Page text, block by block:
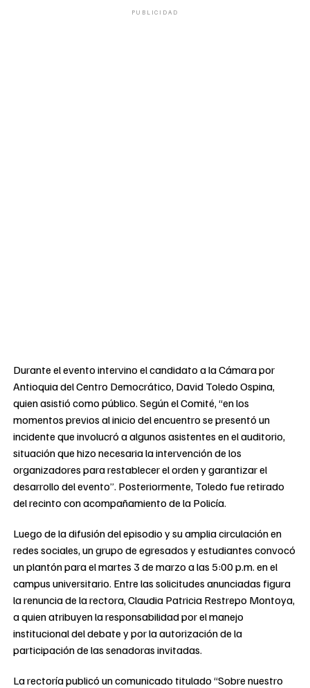
PUBLICIDAD
Durante el evento intervino el candidato a la Cámara por
Antioquia del Centro Democrático, David Toledo Ospina,
quien asistió como público. Según el Comité, “en los
momentos previos al inicio del encuentro se presentó un
incidente que involucró a algunos asistentes en el auditorio,
situación que hizo necesaria la intervención de los
organizadores para restablecer el orden y garantizar el
desarrollo del evento”. Posteriormente, Toledo fue retirado
del recinto con acompañamiento de la Policía.
Luego de la difusión del episodio y su amplia circulación en
redes sociales, un grupo de egresados y estudiantes convocó
un plantón para el martes 3 de marzo a las 5:00 p.m. en el
campus universitario. Entre las solicitudes anunciadas figura
la renuncia de la rectora, Claudia Patricia Restrepo Montoya,
a quien atribuyen la responsabilidad por el manejo
institucional del debate y por la autorización de la
participación de las senadoras invitadas.
La rectoría publicó un comunicado titulado “Sobre nuestro